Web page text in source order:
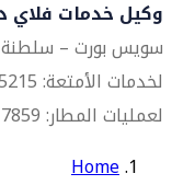
وكيل خدمات فلاي
سويس بورت –
لخدمات الأمتعة: 92025215 968+
لعمليات المطار: 7859 9333 968+
Home